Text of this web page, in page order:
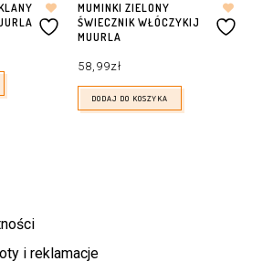
MUMINKI ZIELONY
ŚWIECZNIK WŁÓCZYKIJ
MUURLA
58,99zł
DODAJ DO KOSZYKA
i reklamacje